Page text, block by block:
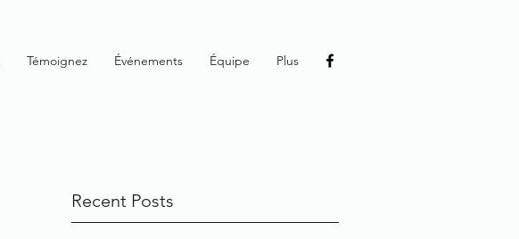
Témoignez Événements Équipe Plus
Recent Posts